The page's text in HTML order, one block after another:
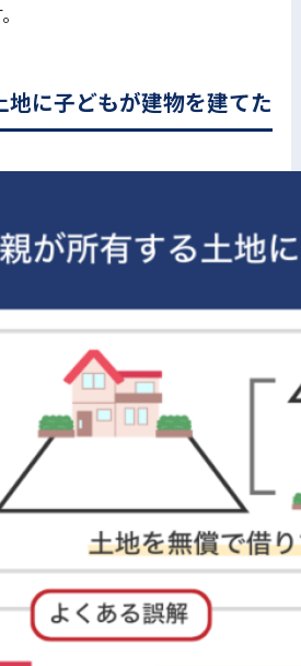
に子どもが建物を建てた